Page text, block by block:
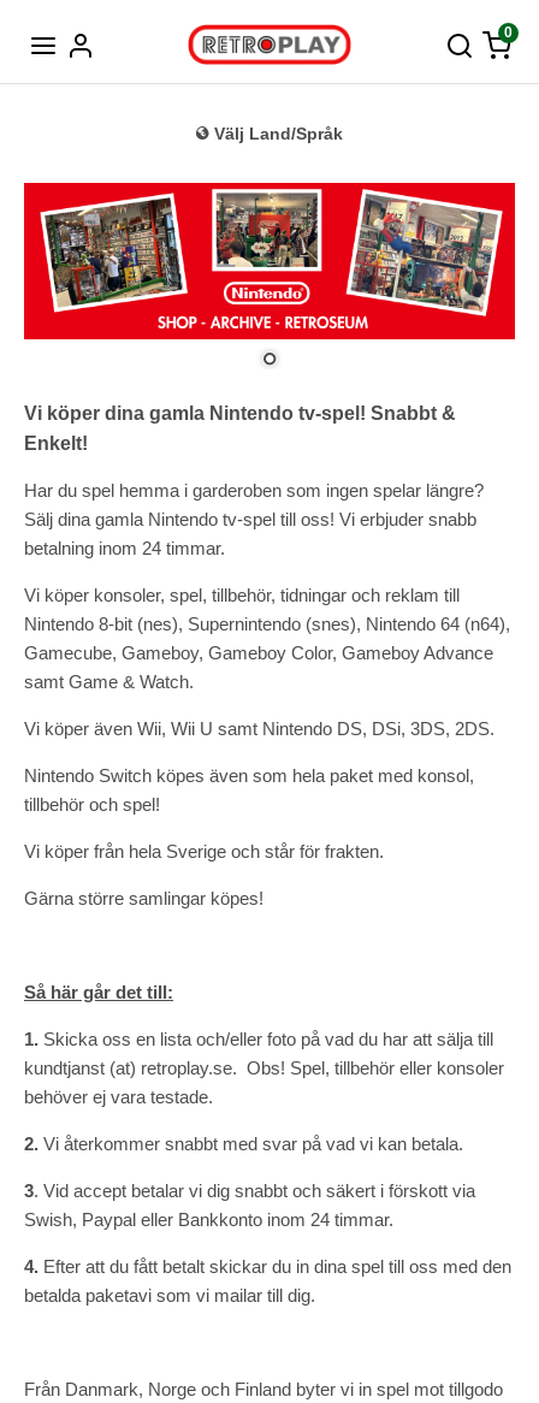
0
Välj Land/Språk
Vi köper dina gamla Nintendo tv-spel! Snabbt &
Enkelt!
Har du spel hemma i garderoben som ingen spelar längre?
Sälj dina gamla Nintendo tv-spel till oss! Vi erbjuder snabb
betalning inom 24 timmar.
Vi köper konsoler, spel, tillbehör, tidningar och reklam till
Nintendo 8-bit (nes), Supernintendo (snes), Nintendo 64 (n64),
Gamecube, Gameboy, Gameboy Color, Gameboy Advance
samt Game & Watch.
Vi köper även Wii, Wii U samt Nintendo DS, DSi, 3DS, 2DS.
Nintendo Switch köpes även som hela paket med konsol,
tillbehör och spel!
Vi köper från hela Sverige och står för frakten.
Gärna större samlingar köpes!
Så här går det till:
1. Skicka oss en lista och/eller foto på vad du har att sälja till
kundtjanst (at) retroplay.se. Obs! Spel, tillbehör eller konsoler
behöver ej vara testade.
2. Vi återkommer snabbt med svar på vad vi kan betala.
3. Vid accept betalar vi dig snabbt och säkert i förskott via
Swish, Paypal eller Bankkonto inom 24 timmar.
4. Efter att du fått betalt skickar du in dina spel till oss med den
betalda paketavi som vi mailar till dig.
Från Danmark, Norge och Finland byter vi in spel mot tillgodo